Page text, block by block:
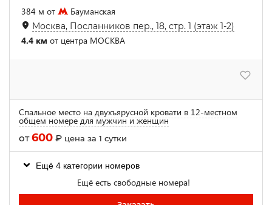
384 м от
Бауманская
Москва, Посланников пер., 18, стр. 1 (этаж 1-2)
4.4 км от центра МОСКВА
Спальное место на двухъярусной кровати в 12-местном
общем номере для мужчин и женщин
от600 ₽ цена за 1 сутки
Ещё 4 категории номеров
Ещё есть свободные номера!